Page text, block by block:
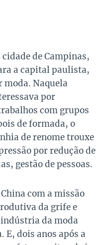
cidade de Campinas,
a capital paulista,
moda. Naquela
por
com grupos
de formada, o
de renome trouxe
por redução de
gestão de pessoas.
com a missão
da grife e
da moda
dois anos após a